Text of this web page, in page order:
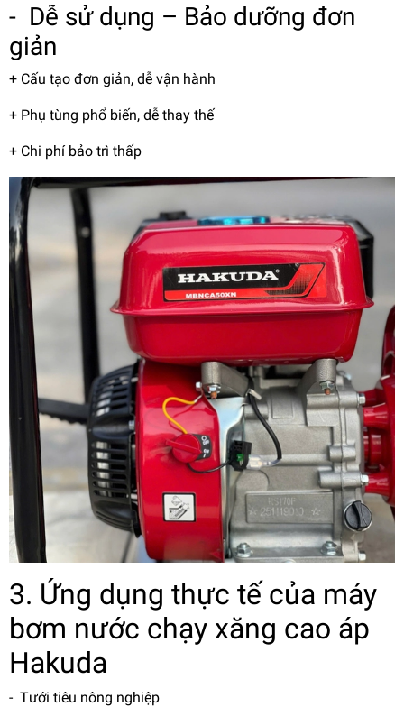
- Dễ sử dụng – Bảo dưỡng đơn
giản
+ Cấu tạo đơn giản, dễ vận hành
+ Phụ tùng phổ biến, dễ thay thế
+ Chi phí bảo trì thấp
3. Ứng dụng thực tế của máy
bơm nước chạy xăng cao áp
Hakuda
- Tưới tiêu nông nghiệp